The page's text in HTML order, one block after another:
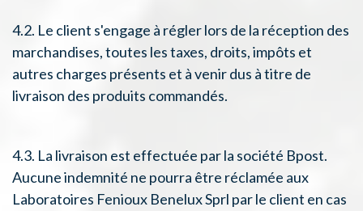
4.2. Le client s'engage à régler lors de la réception des
marchandises, toutes les taxes, droits, impôts et
autres charges présents et à venir dus à titre de
livraison des produits commandés.
4.3. La livraison est effectuée par la société Bpost.
Aucune indemnité ne pourra être réclamée aux
Laboratoires Fenioux Benelux Sprl par le client en cas